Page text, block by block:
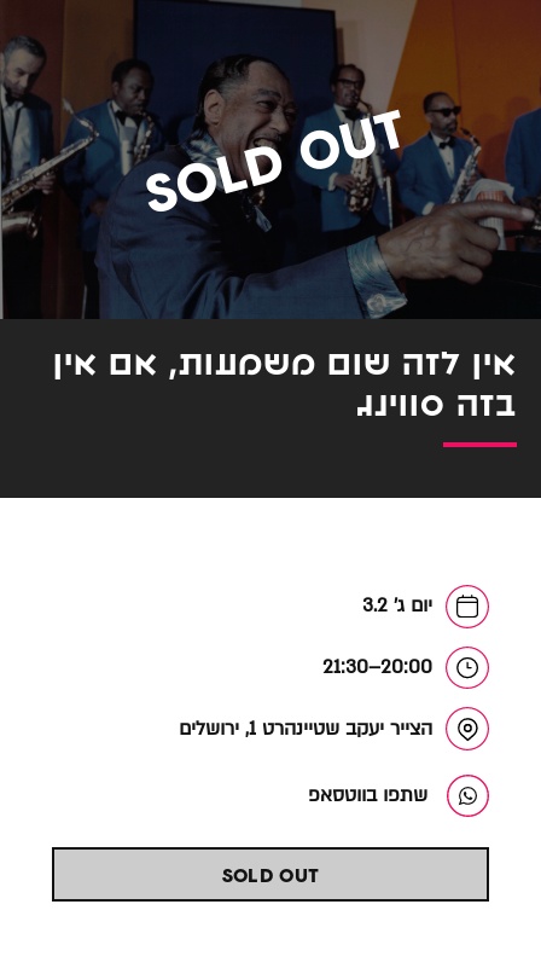
אין לזה שום משמעות, אם אין
בזה סווינג
יום ג' 3.2
20:00–21:30
הצייר יעקב שטיינהרט 1, ירושלים
שתפו בווטסאפ
SOLD OUT